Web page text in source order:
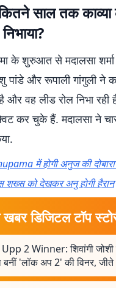
साल तक काव्या
के शुरुआत से मदालसा
पांडे और रूपाली गांगुली ने
और वह लीड रोल निभा
कर चुके हैं. मदालसा ने
में होगी अनुज की
शख्स को देखकर अनु होगी हैरान
खबर डिजिटल टॉप
2 Winner: शिवांगी जोशी
बनीं 'लॉक अप 2' की विनर,